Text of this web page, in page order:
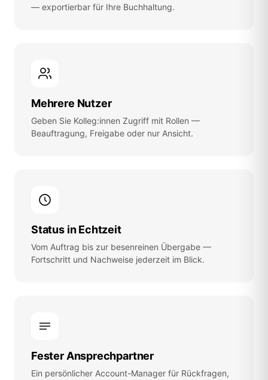
— exportierbar für Ihre Buchhaltung.
Mehrere Nutzer
Geben Sie Kolleg:innen Zugriff mit Rollen —
Beauftragung, Freigabe oder nur Ansicht.
Status in Echtzeit
Vom Auftrag bis zur besenreinen Übergabe —
Fortschritt und Nachweise jederzeit im Blick.
Fester Ansprechpartner
Ein persönlicher Account-Manager für Rückfragen,